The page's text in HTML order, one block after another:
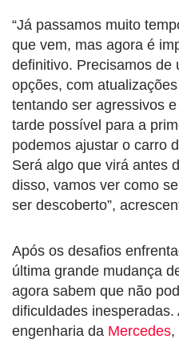
“Já passamos muito
que vem, mas agora é
definitivo. Precisamos de
opções, com
tentando ser agressivos
tarde possível para a
podemos ajustar o carro
Será algo que virá antes
disso, vamos ver como
ser descoberto”,
Após os desafios
última grande mudança
agora sabem que não
dificuldades
engenharia da Mercedes,